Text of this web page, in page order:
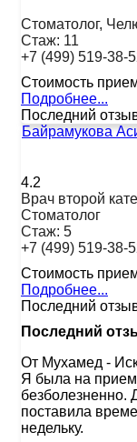
Стоматолог,
Стаж: 11
+7 (499) 519-38-
Стоимость
Подробнее...
Последний
Байрамукова
4.2
Врач второй
Стоматолог
Стаж: 5
+7 (499) 519-38-
Стоимость
Подробнее...
Последний
Последний
От Мухамед -
Я была на
безболезненно.
поставила
недельку.